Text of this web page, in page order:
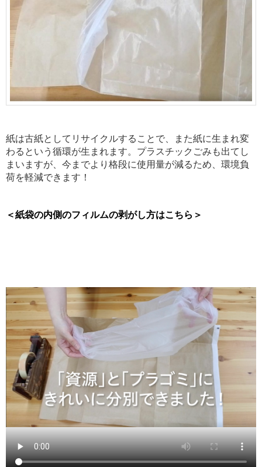
紙は古紙としてリサイクルすることで、また紙に生まれ変
わるという循環が生まれます。プラスチックごみも出てし
まいますが、今までより格段に使用量が減るため、環境負
荷を軽減できます！
＜紙袋の内側のフィルムの剥がし方はこちら＞